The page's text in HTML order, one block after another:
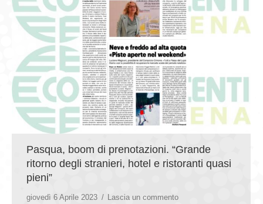
Pasqua, boom di prenotazioni. “Grande
ritorno degli stranieri, hotel e ristoranti quasi
pieni”
giovedì 6 Aprile 2023
Lascia un commento